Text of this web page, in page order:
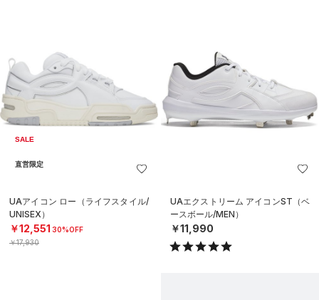
SALE
直営限定
UAアイコン ロー（ライフスタイル/
UNISEX）
￥12,551 30%OFF
￥17,930
UAエクストリーム アイコンST（ベ
ースボール/MEN）
￥11,990